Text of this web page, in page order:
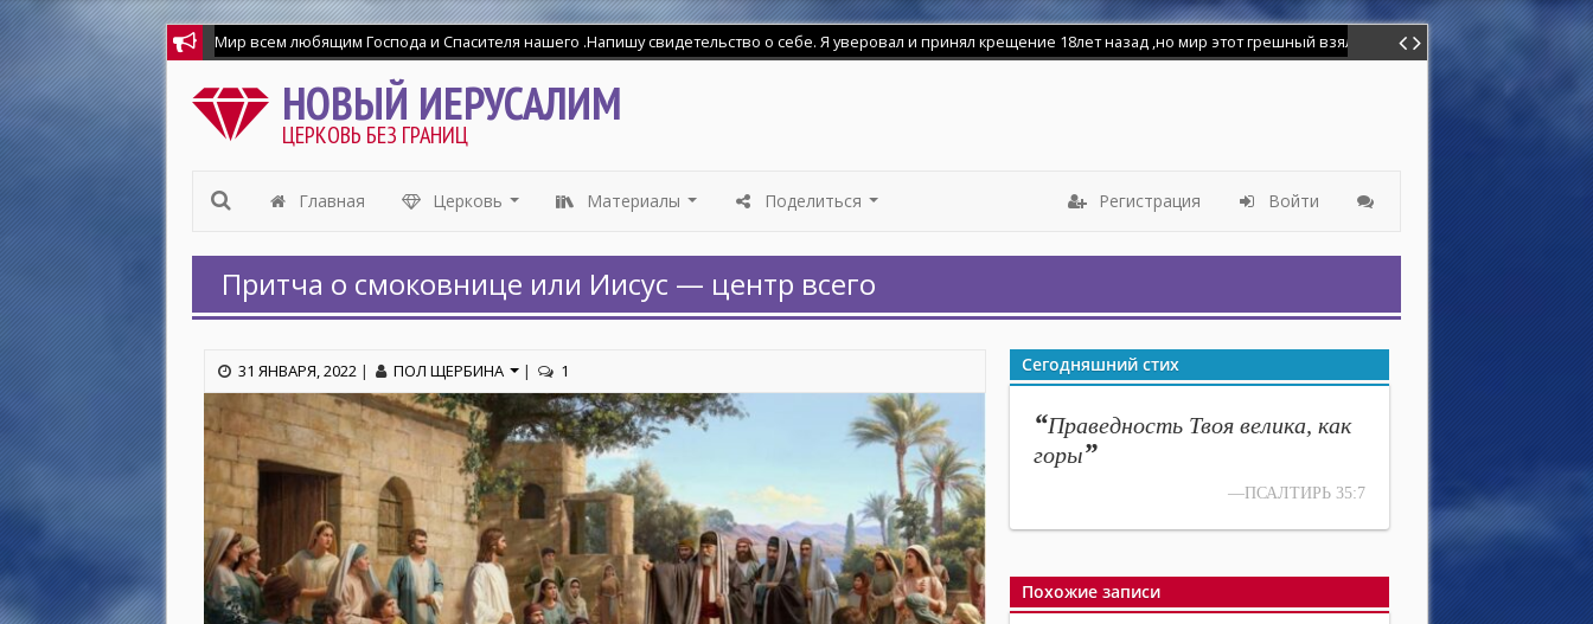
Мир всем любящим Господа и Спасителя нашего .Напишу свидетельство о себе. Я уверовал и принял крещение 18лет назад ,но мир этот грешный взял надо мной власть и я отошёл
НОВЫЙ ИЕРУСАЛИМ
ЦЕРКОВЬ БЕЗ ГРАНИЦ
Главная Церковь Материалы Поделиться Регистрация Войти
Притча о смоковнице или Иисус — центр всего
31 ЯНВАРЯ, 2022 | ПОЛ ЩЕРБИНА | 1 Сегодняшний стих
“Праведность Твоя велика, как
горы”
—ПСАЛТИРЬ 35:7
Похожие записи